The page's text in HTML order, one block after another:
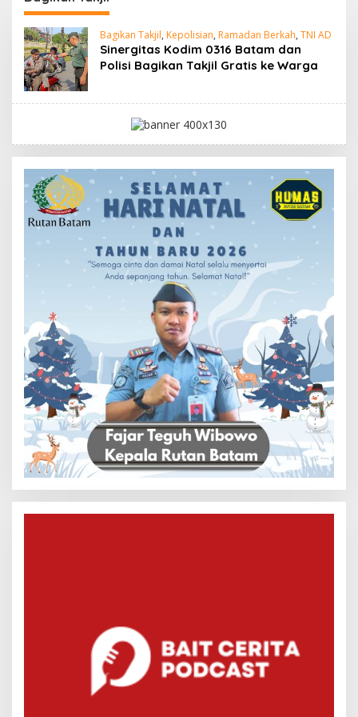
Bagikan Takjil, Kepolisian, Ramadan Berkah, TNI AD
Sinergitas Kodim 0316 Batam dan
Polisi Bagikan Takjil Gratis ke Warga